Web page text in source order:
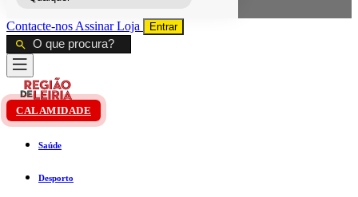
Contacte-nos AssinarLoja Entrar
CALAMIDADE
Saúde
Desporto